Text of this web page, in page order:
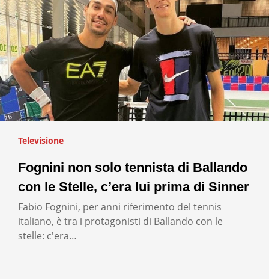
Televisione
Fognini non solo tennista di Ballando
con le Stelle, c’era lui prima di Sinner
Fabio Fognini, per anni riferimento del tennis
italiano, è tra i protagonisti di Ballando con le
stelle: c'era…